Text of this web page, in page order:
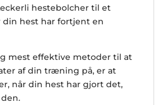
hestebolcher til et
din hest har fortjent en
mest effektive metoder til at
af din træning på, er at
når din hest har gjort det,